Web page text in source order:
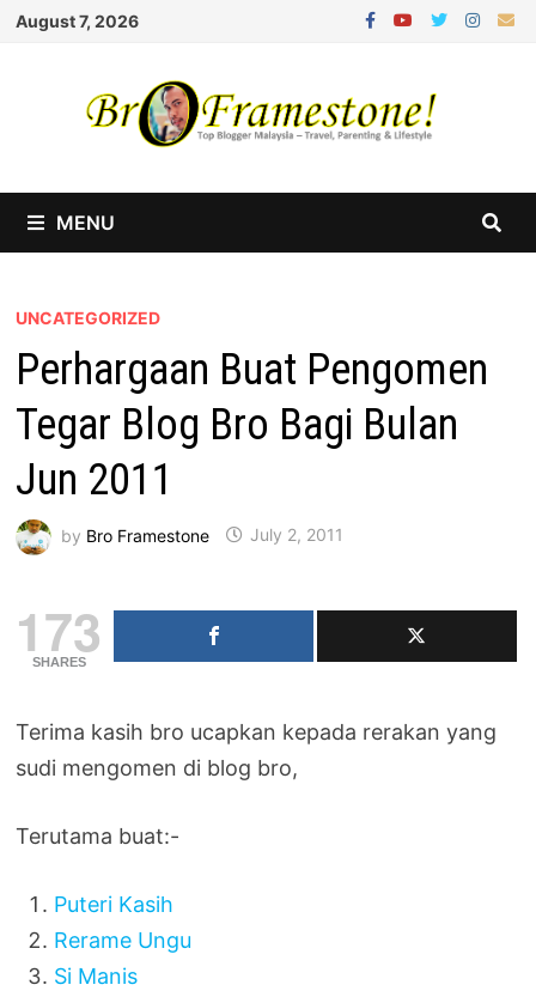
Skip
August 7, 2026
MENU
UNCATEGORIZED
Perhargaan Buat Pengomen
Tegar Blog Bro Bagi Bulan
Jun 2011
by Bro Framestone July 2, 2011
173
SHARES
Terima kasih bro ucapkan kepada rerakan yang
sudi mengomen di blog bro,
Terutama buat:-
Puteri Kasih
Rerame Ungu
Si Manis